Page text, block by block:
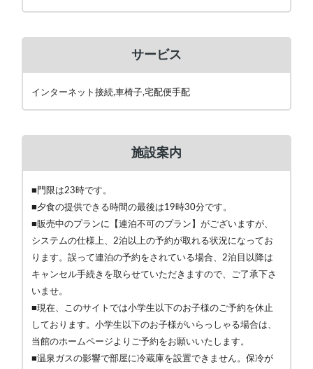
サービス
インターネット接続,車椅子,宅配便手配
施設案内
■門限は23時です。
■夕食の提供できる時間の最後は19時30分です。
■販売中のプランに【連泊不可のプラン】がございますが、
システムの仕様上、2泊以上の予約が取れる状況になってお
ります。誤って連泊の予約をされている場合、2泊目以降は
キャンセル手続きを取らせていただきますので、ご了承下さ
いませ。
■現在、このサイトでは小学生以下のお子様のご予約を休止
しております。小学生以下のお子様がいらっしゃる場合は、
当館のホームページよりご予約をお願いいたします。
■温泉ガスの影響で部屋に冷蔵庫を設置できません。保冷が